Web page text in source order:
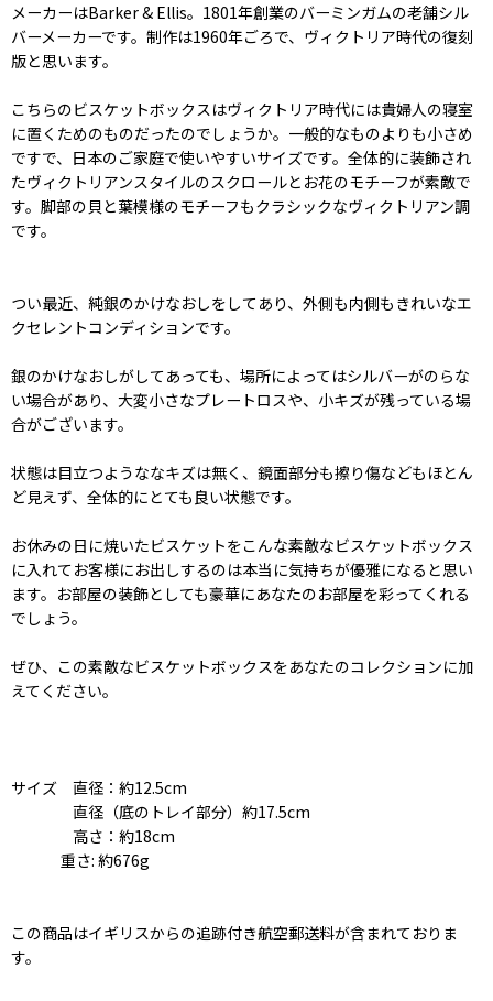
メーカーはBarker & Ellis。1801年創業のバーミンガムの老舗シル
バーメーカーです。制作は1960年ごろで、ヴィクトリア時代の復刻
版と思います。
こちらのビスケットボックスはヴィクトリア時代には貴婦人の寝室
に置くためのものだったのでしょうか。一般的なものよりも小さめ
ですで、日本のご家庭で使いやすいサイズです。全体的に装飾され
たヴィクトリアンスタイルのスクロールとお花のモチーフが素敵で
す。脚部の貝と葉模様のモチーフもクラシックなヴィクトリアン調
です。
つい最近、純銀のかけなおしをしてあり、外側も内側もきれいなエ
クセレントコンディションです。
銀のかけなおしがしてあっても、場所によってはシルバーがのらな
い場合があり、大変小さなプレートロスや、小キズが残っている場
合がございます。
状態は目立つようななキズは無く、鏡面部分も擦り傷などもほとん
ど見えず、全体的にとても良い状態です。
お休みの日に焼いたビスケットをこんな素敵なビスケットボックス
に入れてお客様にお出しするのは本当に気持ちが優雅になると思い
ます。お部屋の装飾としても豪華にあなたのお部屋を彩ってくれる
でしょう。
ぜひ、この素敵なビスケットボックスをあなたのコレクションに加
えてください。
サイズ 直径：約12.5cm
直径（底のトレイ部分）約17.5cm
高さ：約18cm
重さ: 約676g
この商品はイギリスからの追跡付き航空郵送料が含まれておりま
す。